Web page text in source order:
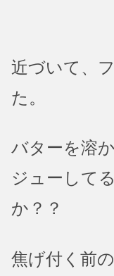
近づいて、
た。
バターを溶
ジューして
か？？
焦げ付く前